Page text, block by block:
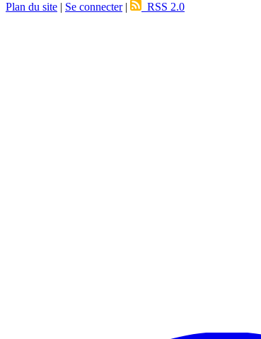
Plan du site | Se connecter| RSS 2.0